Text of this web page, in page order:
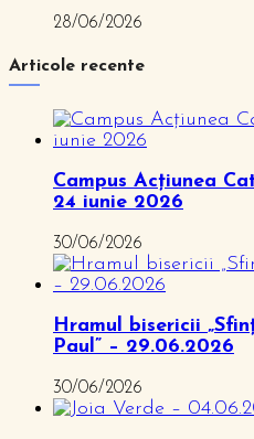
28/06/2026
Articole recente
Campus Acțiunea
24 iunie 2026
30/06/2026
Hramul bisericii
Paul” – 29.06.2026
30/06/2026